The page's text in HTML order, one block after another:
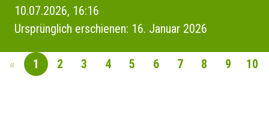
10.07.2026, 16:16
Ursprünglich erschienen: 16. Januar 2026
« 1 2 3 4 5 6 7 8 9 10